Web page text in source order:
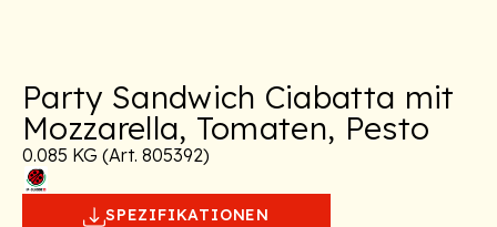
Party Sandwich Ciabatta mit
Mozzarella, Tomaten, Pesto
0.085 KG (Art. 805392)
SPEZIFIKATIONEN